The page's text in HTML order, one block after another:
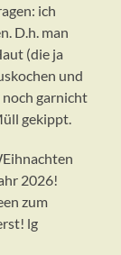
ich
D.h. man
(die ja
und
noch garnicht
gekippt.
2026!
zum
lg